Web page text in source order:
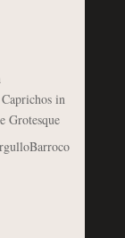
in
Grotesque